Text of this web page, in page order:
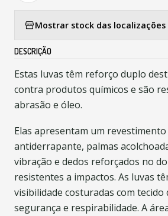
Mostrar stock das localizações
DESCRIÇÃO
Estas luvas têm reforço duplo
contra produtos químicos e são
abrasão e óleo.
Elas apresentam um
antiderrapante, palmas
vibração e dedos reforçados no
resistentes a impactos. As luvas
visibilidade costuradas com
segurança e respirabilidade. A